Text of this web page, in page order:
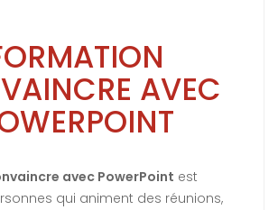
AVEC
avec PowerPoint est
qui animent des réunions,